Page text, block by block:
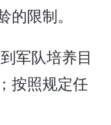
限制。
军队培养目
按照规定任